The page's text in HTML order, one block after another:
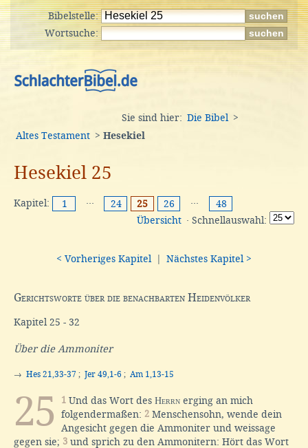
Bibelstelle:
Wortsuche:
Sie sind hier: Die Bibel
>
Altes Testament > Hesekiel
Hesekiel 25
Kapitel: 1 ··· 24 25 26 ···
48
Übersicht · Schnellauswahl:
< Vorheriges Kapitel Nächstes Kapitel >
Gerichtsworte über die benachbarten Heidenvölker
Kapitel 25 - 32
Über die Ammoniter
→ Hes 21,33-37 ; Jer 49,1-6 ; Am 1,13-15
25 1 Und das Wort des Herrn erging an mich
folgendermaßen: 2 Menschensohn, wende dein
Angesicht gegen die Ammoniter und weissage
gegen sie; 3 und sprich zu den Ammonitern: Hört das Wort